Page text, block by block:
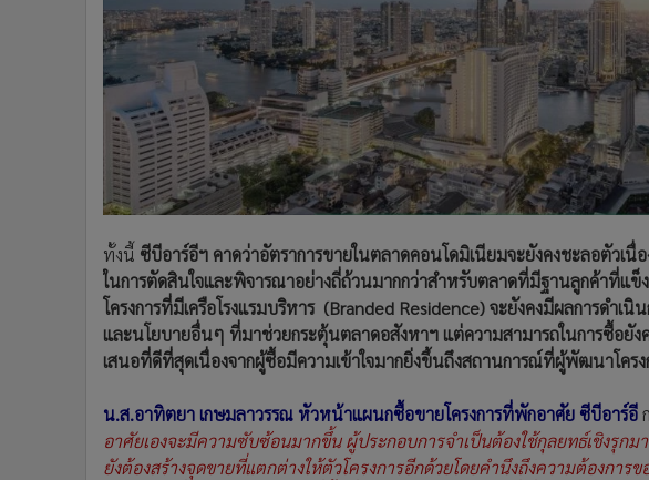
ทั้งนี้ ซีบีอาร์อีฯ คาดว่าอัตราการขายในตลาดคอนโดมิเนียมจะยังคงชะลอตัวเนื่
ในการตัดสินใจและพิจารณาอย่างถี่ถ้วนมากกว่าสำหรับตลาดที่มีฐานลูกค้าที่แข็ง
โครงการที่มีเครือโรงแรมบริหาร (Branded Residence) จะยังคงมีผลการดำเ
และนโยบายอื่นๆ ที่มาช่วยกระตุ้นตลาดอสังหาฯ แต่ความสามารถในการซื้อยั
เสนอที่ดีที่สุดเนื่องจากผู้ซื้อมีความเข้าใจมากยิ่งขึ้นถึงสถานการณ์ที่ผู้พัฒนาโคร
น.ส.อาทิตยา เกษมลาวรรณ หัวหน้าแผนกซื้อขายโครงการที่พักอาศัย ซีบีอาร์อี
อาศัยเองจะมีความซับซ้อนมากขึ้น ผู้ประกอบการจำเป็นต้องใช้กุลยทธ์เชิงรุก
ยังต้องสร้างจุดขายที่แตกต่างให้ตัวโครงการอีกด้วยโดยคำนึงถึงความต้องการ